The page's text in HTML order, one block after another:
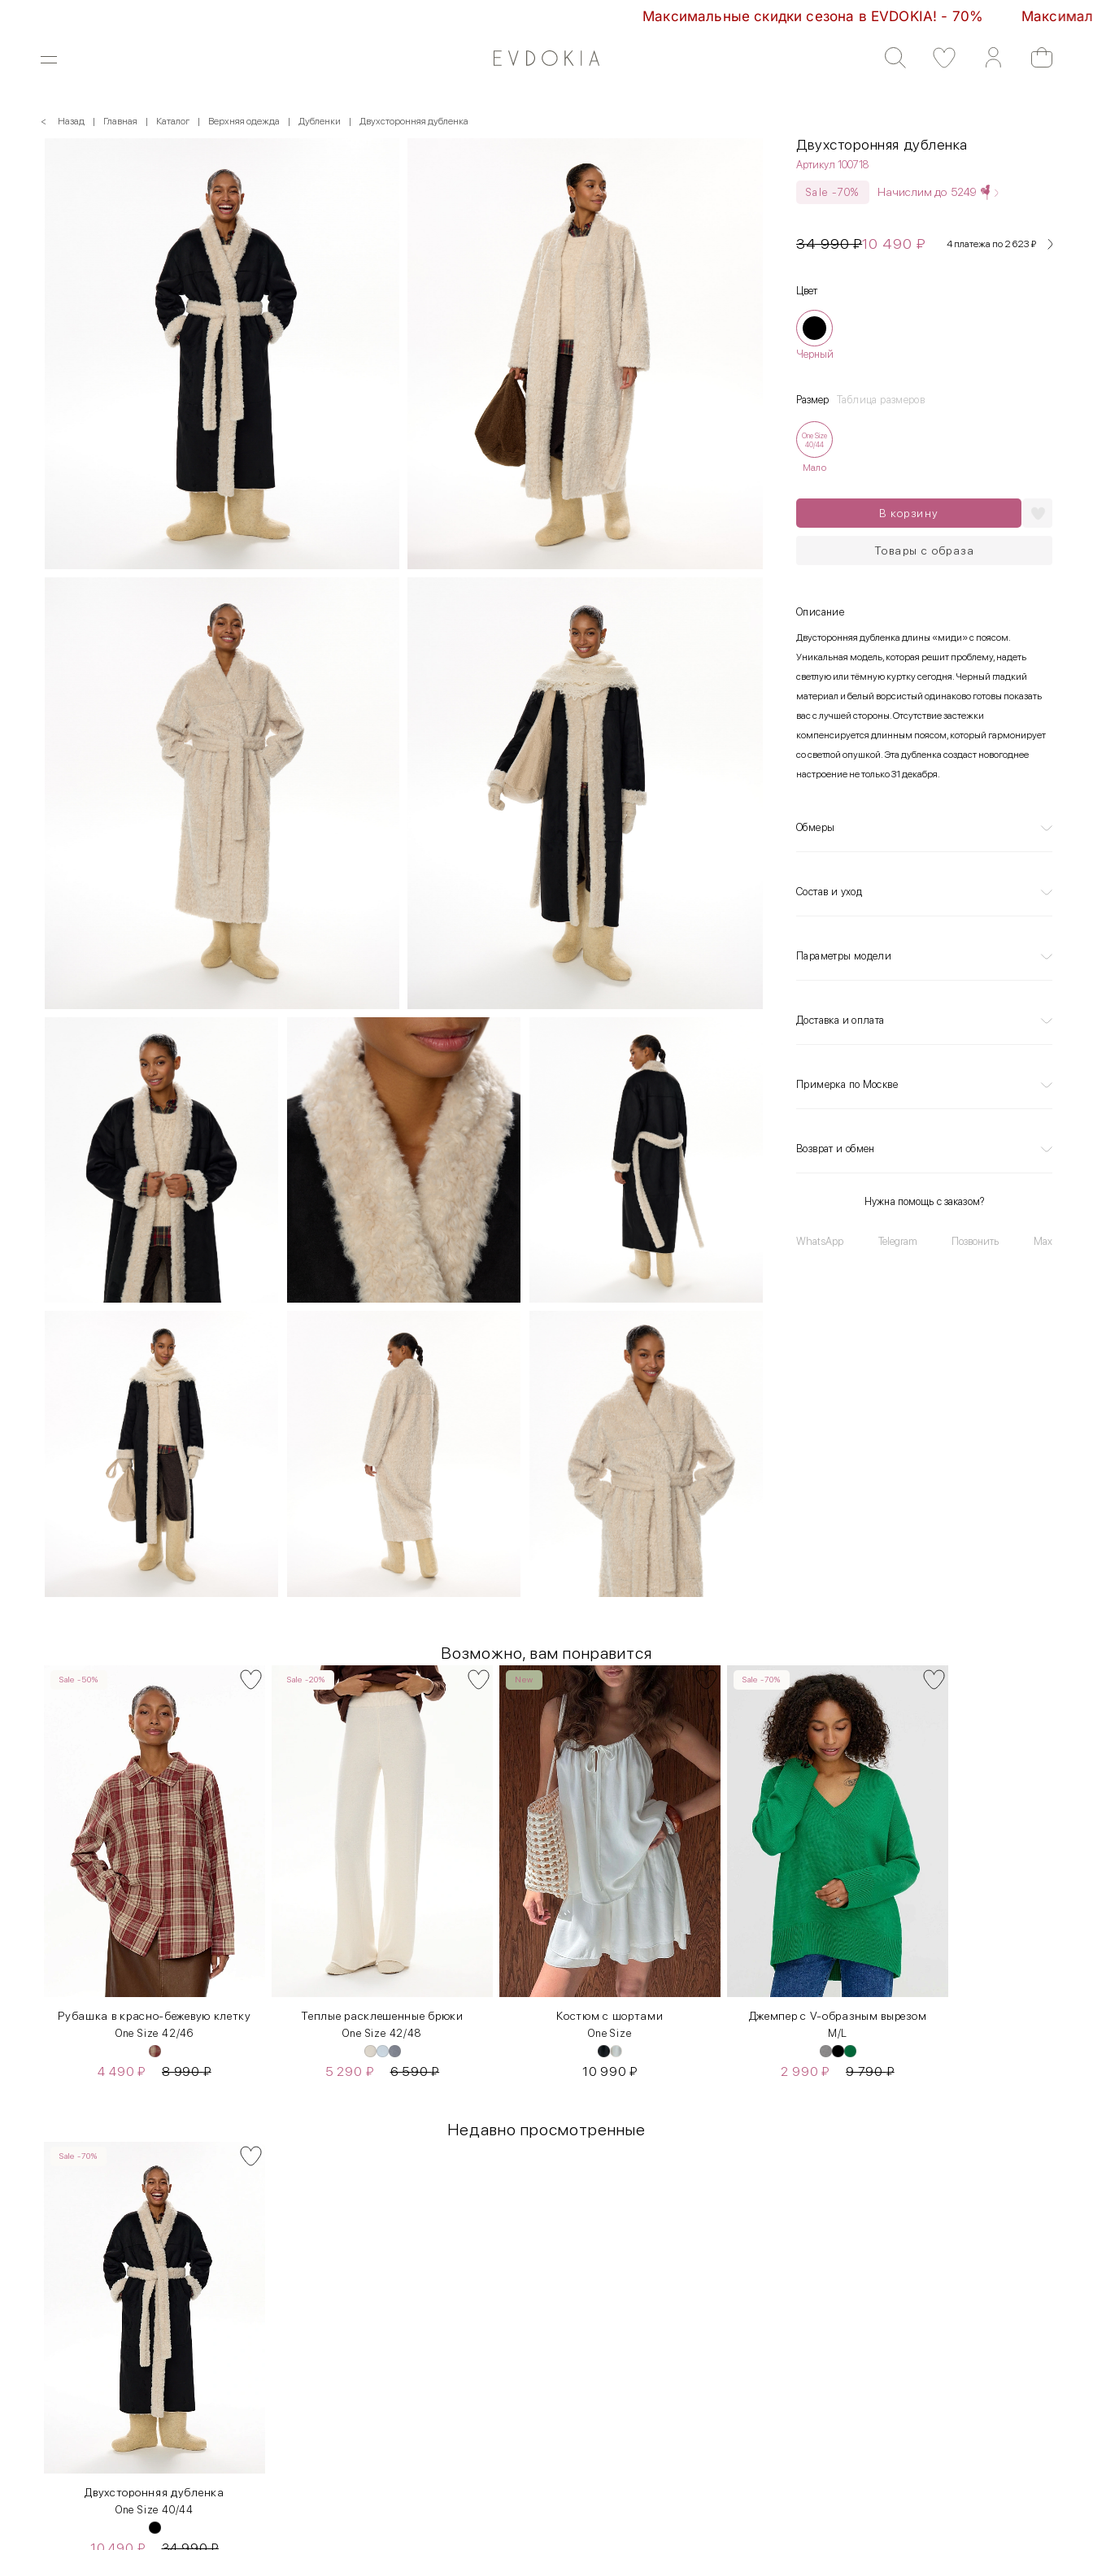
Максимальные скидки сезона в EVDOKIA! - 70%         Максимальные скидки
< Назад Главная Каталог Верхняя одежда Дубленки Двухсторонняя дубленка
Двухсторонняя дубленка
Артикул 100718
Sale -70% Начислим до 5249
34 990₽10 490 ₽ 4 платежа по 2 623 ₽
Цвет
Черный
Размер Таблица размеров
One Size
40/44
Мало
В корзину
Товары с образа
Описание
Двусторонняя дубленка длины «миди» с поясом.
Уникальная модель, которая решит проблему, надеть
светлую или тёмную куртку сегодня. Черный гладкий
материал и белый ворсистый одинаково готовы показать
вас с лучшей стороны. Отсутствие застежки
компенсируется длинным поясом, который гармонирует
со светлой опушкой. Эта дубленка создаст новогоднее
настроение не только 31 декабря.
Обмеры
Состав и уход
Параметры модели
Доставка и оплата
Примерка по Москве
Возврат и обмен
Нужна помощь с заказом?
WhatsApp Telegram Позвонить Max
Возможно, вам понравится
Sale -50%
Рубашка в красно-бежевую клетку
One Size 42/46
4 490₽ 8 990₽
Sale -20%
Теплые расклешенные брюки
One Size 42/48
5 290 ₽ 6 590₽
New
Костюм с шортами
One Size
10 990₽
Sale -70%
Джемпер с V-образным вырезом
M/L
2 990₽ 9 790₽
Недавно просмотренные
Sale -70%
Двухсторонняя дубленка
One Size 40/44
40-42
Как правильно себя обмерить